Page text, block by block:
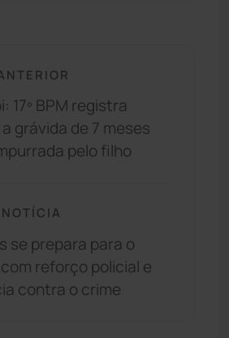
17º BPM registra
grávida de 7 meses
pelo filho
se prepara para o
reforço policial e
contra o crime